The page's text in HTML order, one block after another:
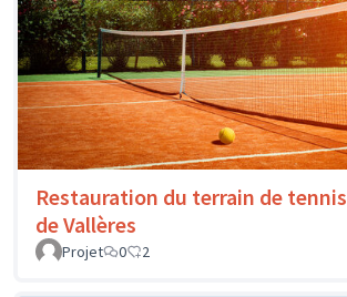
Restauration du terrain de tennis
de Vallères
Projet
0 2